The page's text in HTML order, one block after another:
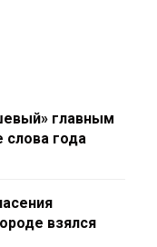
главным
слова года
взялся